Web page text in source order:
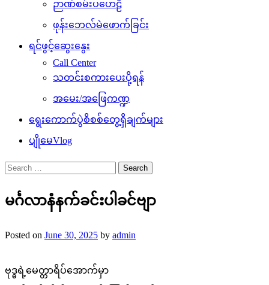
ဉာဏ်စမ်းပဟေဠိ
ဖုန်းဘေလ်မဲဖောက်ခြင်း
ရင်ဖွင့်ဆွေးနွေး
Call Center
သတင်းစကားပေးပို့ရန်
အမေး/အဖြေကဏ္ဍ
ရွေးကောက်ပွဲစိစစ်တွေ့ရှိချက်များ
ပျိုမေVlog
Search
for:
မင်္ဂလာနံနက်ခင်းပါခင်ဗျာ
Posted on June 30, 2025 by admin
ဗုဒ္ဓရဲ့မေတ္တာရိပ်အောက်မှာ